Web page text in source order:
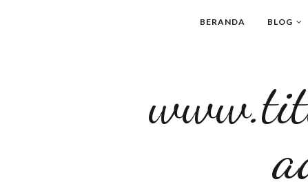
BERANDA BLOG